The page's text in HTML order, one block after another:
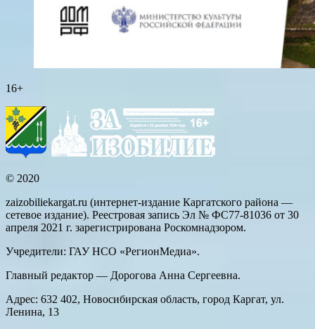
16+
© 2020
zaizobiliekargat.ru (интернет-издание Каргатского района —
сетевое издание). Реестровая запись Эл № ФС77-81036 от 30
апреля 2021 г. зарегистрирована Роскомнадзором.
Учредители: ГАУ НСО «РегионМедиа».
Главный редактор — Дорогова Анна Сергеевна.
Адрес: 632 402, Новосибирская область, город Каргат, ул.
Ленина, 13